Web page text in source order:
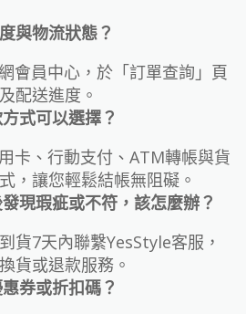
與物流狀態？
會員中心，於「訂單查詢」頁
配送進度。
式可以選擇？
卡、行動支付、ATM轉帳與貨
，讓您輕鬆結帳無阻礙。
現瑕疵或不符，該怎麼辦？
貨7天內聯繫YesStyle客服，
貨或退款服務。
券或折扣碼？